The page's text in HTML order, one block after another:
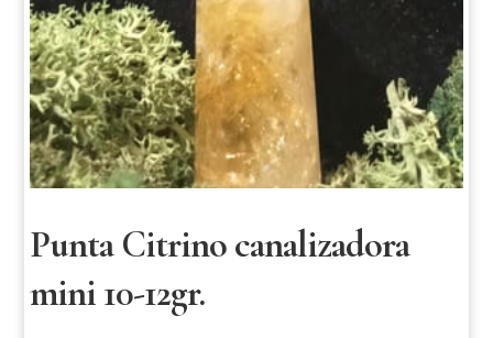
Punta Citrino canalizadora
mini 10-12gr.